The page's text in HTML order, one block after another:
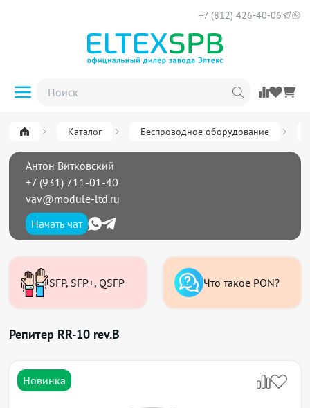
+7 (812) 426-40-06
Каталог Беспроводное оборудование
Антон Витковский
+7 (931) 711-01-40
vav@module-ltd.ru
Начать чат
SFP, SFP+, QSFP Что такое PON?
Репитер RR-10 rev.B
Новинка